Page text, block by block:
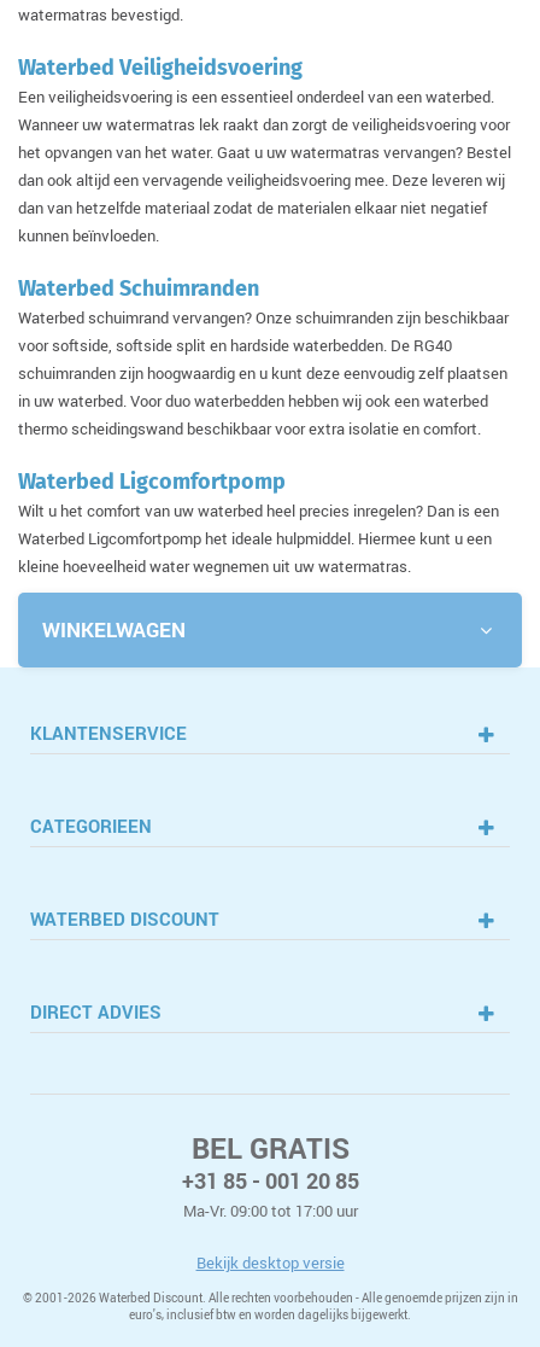
watermatras bevestigd.
Waterbed Veiligheidsvoering
Een veiligheidsvoering is een essentieel onderdeel van een waterbed.
Wanneer uw watermatras lek raakt dan zorgt de veiligheidsvoering voor
het opvangen van het water. Gaat u uw watermatras vervangen? Bestel
dan ook altijd een vervagende veiligheidsvoering mee. Deze leveren wij
dan van hetzelfde materiaal zodat de materialen elkaar niet negatief
kunnen beïnvloeden.
Waterbed Schuimranden
Waterbed schuimrand vervangen? Onze schuimranden zijn beschikbaar
voor softside, softside split en hardside waterbedden. De RG40
schuimranden zijn hoogwaardig en u kunt deze eenvoudig zelf plaatsen
in uw waterbed. Voor duo waterbedden hebben wij ook een waterbed
thermo scheidingswand beschikbaar voor extra isolatie en comfort.
Waterbed Ligcomfortpomp
Wilt u het comfort van uw waterbed heel precies inregelen? Dan is een
Waterbed Ligcomfortpomp het ideale hulpmiddel. Hiermee kunt u een
kleine hoeveelheid water wegnemen uit uw watermatras.
WINKELWAGEN
KLANTENSERVICE
CATEGORIEEN
WATERBED DISCOUNT
DIRECT ADVIES
BEL GRATIS
+31 85 - 001 20 85
Ma-Vr. 09:00 tot 17:00 uur
Bekijk desktop versie
© 2001-2026 Waterbed Discount. Alle rechten voorbehouden - Alle genoemde prijzen zijn in
euro's, inclusief btw en worden dagelijks bijgewerkt.